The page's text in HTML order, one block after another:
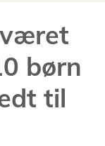
børn
til